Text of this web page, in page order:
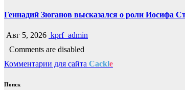
Геннадий Зюганов высказался о роли Иосифа
Авг 5, 2026 kprf_admin
Comments are disabled
Комментарии для сайта Cackle
Поиск